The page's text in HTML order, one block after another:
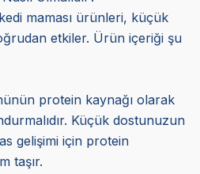
maması ürünleri, küçük
etkiler. Ürün içeriği şu
protein kaynağı olarak
Küçük dostunuzun
gelişimi için protein
taşır.